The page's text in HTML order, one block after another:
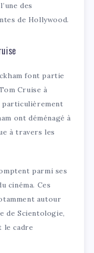
des
de Hollywood.
font partie
Cruise à
particulièrement
ont déménagé à
à travers les
parmi ses
cinéma. Ces
autour
de Scientologie,
le cadre